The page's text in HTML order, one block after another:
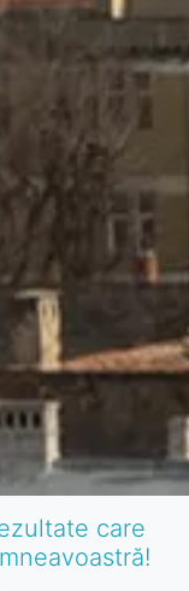
care